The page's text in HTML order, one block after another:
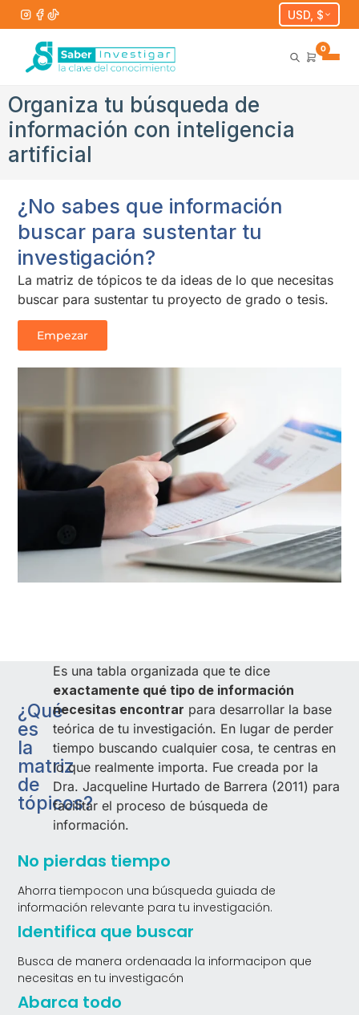
USD, $
0
Organiza tu búsqueda de
información con inteligencia
artificial
¿No sabes que información
buscar para sustentar tu
investigación?
La matriz de tópicos te da ideas de lo que necesitas
buscar para sustentar tu proyecto de grado o tesis.
Empezar
¿Qué
es
la
matriz
de
tópicos?
Es una tabla organizada que te dice
exactamente qué tipo de información
necesitas encontrar para desarrollar la base
teórica de tu investigación. En lugar de perder
tiempo buscando cualquier cosa, te centras en
lo que realmente importa. Fue creada por la
Dra. Jacqueline Hurtado de Barrera (2011) para
facilitar el proceso de búsqueda de
información.
No pierdas tiempo
Ahorra tiempocon una búsqueda guiada de
información relevante para tu investigación.
Identifica que buscar
Busca de manera ordenaada la informacipon que
necesitas en tu investigacón
Abarca todo